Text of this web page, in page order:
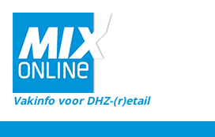
Vakinfo voor DHZ-(r)etail
Home
Magazines